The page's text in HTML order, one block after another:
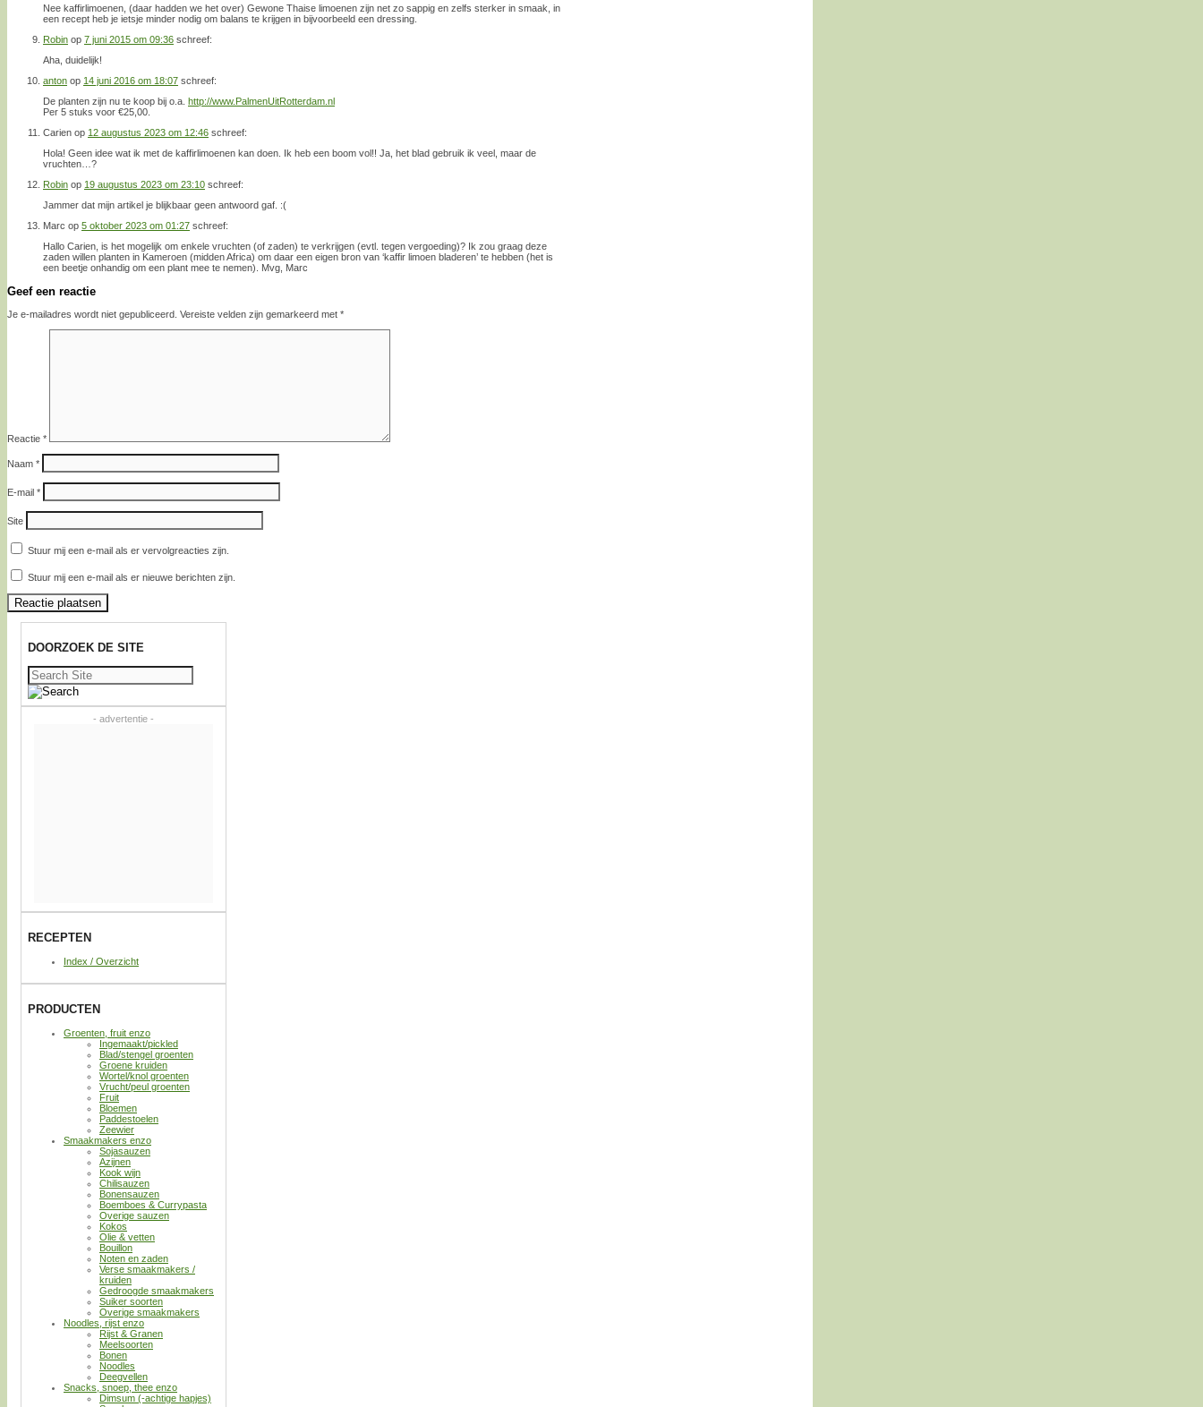
Nee kaffirlimoenen, (daar hadden we het over) Gewone Thaise limoenen zijn net zo sappig en zelfs sterker in smaak, in
een recept heb je ietsje minder nodig om balans te krijgen in bijvoorbeeld een dressing.
Robin op 7 juni 2015 om 09:36 schreef:
Aha, duidelijk!
anton op 14 juni 2016 om 18:07 schreef:
De planten zijn nu te koop bij o.a. http://www.PalmenUitRotterdam.nl
Per 5 stuks voor €25,00.
Carien op 12 augustus 2023 om 12:46 schreef:
Hola! Geen idee wat ik met de kaffirlimoenen kan doen. Ik heb een boom vol!! Ja, het blad gebruik ik veel, maar de
vruchten…?
Robin op 19 augustus 2023 om 23:10 schreef:
Jammer dat mijn artikel je blijkbaar geen antwoord gaf. :(
Marc op 5 oktober 2023 om 01:27 schreef:
Hallo Carien, is het mogelijk om enkele vruchten (of zaden) te verkrijgen (evtl. tegen vergoeding)? Ik zou graag deze
zaden willen planten in Kameroen (midden Africa) om daar een eigen bron van ‘kaffir limoen bladeren’ te hebben (het is
een beetje onhandig om een plant mee te nemen). Mvg, Marc
Geef een reactie
Je e-mailadres wordt niet gepubliceerd. Vereiste velden zijn gemarkeerd met *
Reactie *
Naam *
E-mail *
Site
Stuur mij een e-mail als er vervolgreacties zijn.
Stuur mij een e-mail als er nieuwe berichten zijn.
DOORZOEK DE SITE
Zoeken
naar:
- advertentie -
RECEPTEN
Index / Overzicht
PRODUCTEN
Groenten, fruit enzo
Ingemaakt/pickled
Blad/stengel groenten
Groene kruiden
Wortel/knol groenten
Vrucht/peul groenten
Fruit
Bloemen
Paddestoelen
Zeewier
Smaakmakers enzo
Sojasauzen
Azijnen
Kook wijn
Chilisauzen
Bonensauzen
Boemboes & Currypasta
Overige sauzen
Kokos
Olie & vetten
Bouillon
Noten en zaden
Verse smaakmakers /
kruiden
Gedroogde smaakmakers
Suiker soorten
Overige smaakmakers
Noodles, rijst enzo
Rijst & Granen
Meelsoorten
Bonen
Noodles
Deegvellen
Snacks, snoep, thee enzo
Dimsum (-achtige hapjes)